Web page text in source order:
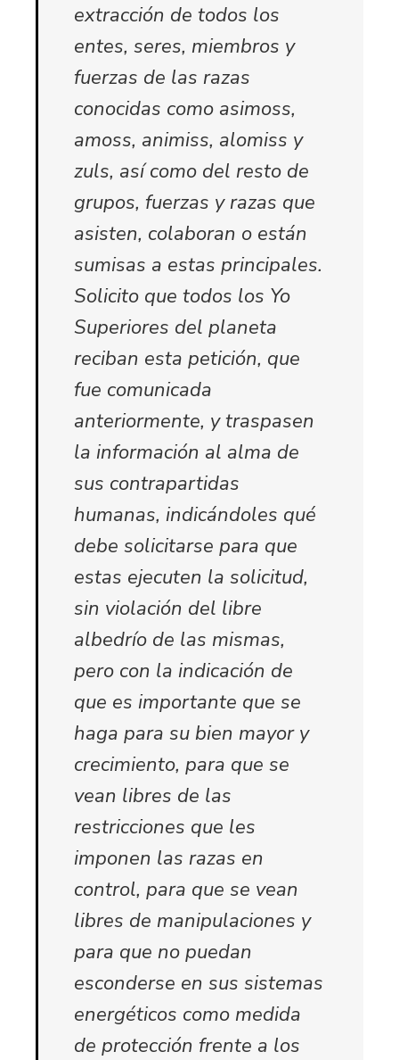
extracción de todos los
entes, seres, miembros y
fuerzas de las razas
conocidas como asimoss,
amoss, animiss, alomiss y
zuls, así como del resto de
grupos, fuerzas y razas que
asisten, colaboran o están
sumisas a estas principales.
Solicito que todos los Yo
Superiores del planeta
reciban esta petición, que
fue comunicada
anteriormente, y traspasen
la información al alma de
sus contrapartidas
humanas, indicándoles qué
debe solicitarse para que
estas ejecuten la solicitud,
sin violación del libre
albedrío de las mismas,
pero con la indicación de
que es importante que se
haga para su bien mayor y
crecimiento, para que se
vean libres de las
restricciones que les
imponen las razas en
control, para que se vean
libres de manipulaciones y
para que no puedan
esconderse en sus sistemas
energéticos como medida
de protección frente a los